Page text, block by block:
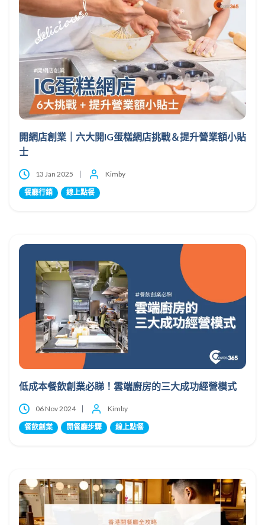
開網店創業｜六大開IG蛋糕網店挑戰＆提升營業額小貼
士
13 Jan 2025 Kimby
餐廳行銷 線上點餐
低成本餐飲創業必睇！雲端廚房的三大成功經營模式
06 Nov 2024 Kimby
餐飲創業 開餐廳步驟 線上點餐